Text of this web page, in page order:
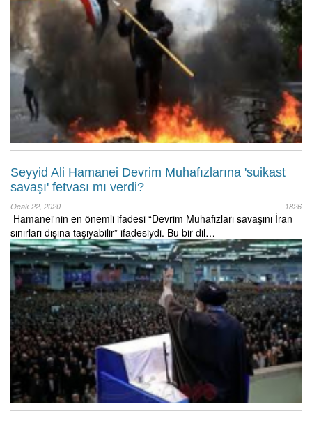
Seyyid Ali Hamanei Devrim Muhafızlarına 'suikast
savaşı' fetvası mı verdi?
Ocak 22, 2020 1826
Hamanei'nin en önemli ifadesi “Devrim Muhafızları savaşını İran
sınırları dışına taşıyabilir” ifadesiydi. Bu bir dil…